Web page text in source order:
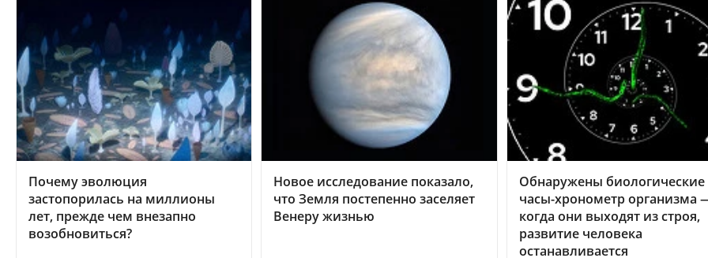
Почему эволюция
застопорилась на миллионы
лет, прежде чем внезапно
возобновиться?
Новое исследование показало,
что Земля постепенно заселяет
Венеру жизнью
Обнаружены биологические
часы-хронометр организма
когда они выходят из строя,
развитие человека
останавливается